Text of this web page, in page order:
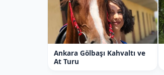
Ankara Gölbaşı Kahvaltı ve
At Turu